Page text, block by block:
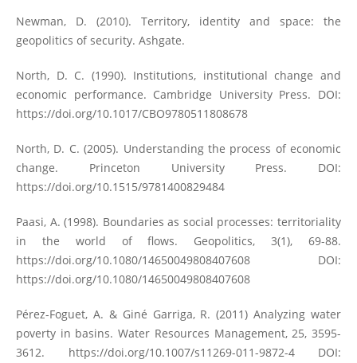
Newman, D. (2010). Territory, identity and space: the
geopolitics of security. Ashgate.
North, D. C. (1990). Institutions, institutional change and
economic performance. Cambridge University Press. DOI:
https://doi.org/10.1017/CBO9780511808678
North, D. C. (2005). Understanding the process of economic
change. Princeton University Press. DOI:
https://doi.org/10.1515/9781400829484
Paasi, A. (1998). Boundaries as social processes: territoriality
in the world of flows. Geopolitics, 3(1), 69-88.
https://doi.org/10.1080/14650049808407608DOI:
https://doi.org/10.1080/14650049808407608
Pérez-Foguet, A. & Giné Garriga, R. (2011) Analyzing water
poverty in basins. Water Resources Management, 25, 3595-
3612. https://doi.org/10.1007/s11269-011-9872-4DOI: